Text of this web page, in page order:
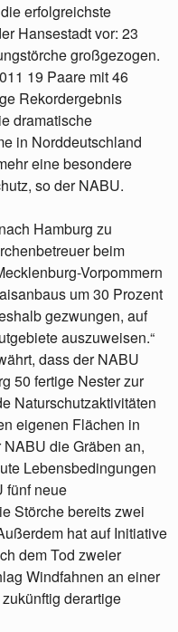
erfolgreichste
Hansestadt vor: 23
großgezogen.
19 Paare mit 46
Rekordergebnis
dramatische
in Norddeutschland
eine besondere
so der NABU.
Hamburg zu
beim
Vorpommern
um 30 Prozent
gezwungen, auf
auszuweisen.“
dass der NABU
50 fertige Nester zur
Naturschutzaktivitäten
eigenen Flächen in
die Gräben an,
Lebensbedingungen
fünf neue
Störche bereits zwei
hat auf Initiative
dem Tod zweier
Windfahnen an einer
derartige